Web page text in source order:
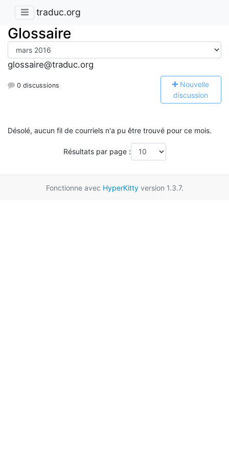
traduc.org
Glossaire
glossaire@traduc.org
0 discussions Nouvelle
discussion
Désolé, aucun fil de courriels n'a pu être trouvé pour ce mois.
Résultats par page :
Fonctionne avec HyperKittyversion 1.3.7.